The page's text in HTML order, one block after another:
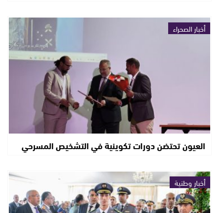
أخبار الصحراء
العيون تحتضن دورات تكوينية في التشخيص المسرحي
أخبار وطنية